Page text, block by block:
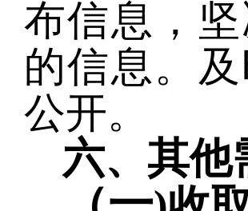
布信息，
的信息。
公开。
六、其他